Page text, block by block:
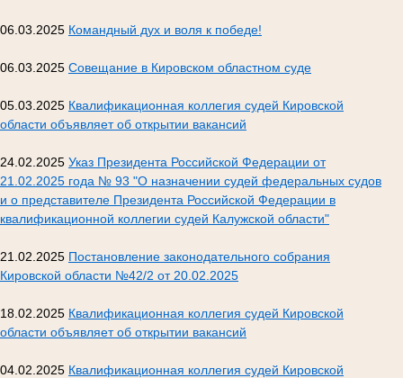
06.03.2025 Командный дух и воля к победе!
06.03.2025 Совещание в Кировском областном суде
05.03.2025 Квалификационная коллегия судей Кировской
области объявляет об открытии вакансий
24.02.2025 Указ Президента Российской Федерации от
21.02.2025 года № 93 "О назначении судей федеральных судов
и о представителе Президента Российской Федерации в
квалификационной коллегии судей Калужской области"
21.02.2025 Постановление законодательного собрания
Кировской области №42/2 от 20.02.2025
18.02.2025 Квалификационная коллегия судей Кировской
области объявляет об открытии вакансий
04.02.2025 Квалификационная коллегия судей Кировской